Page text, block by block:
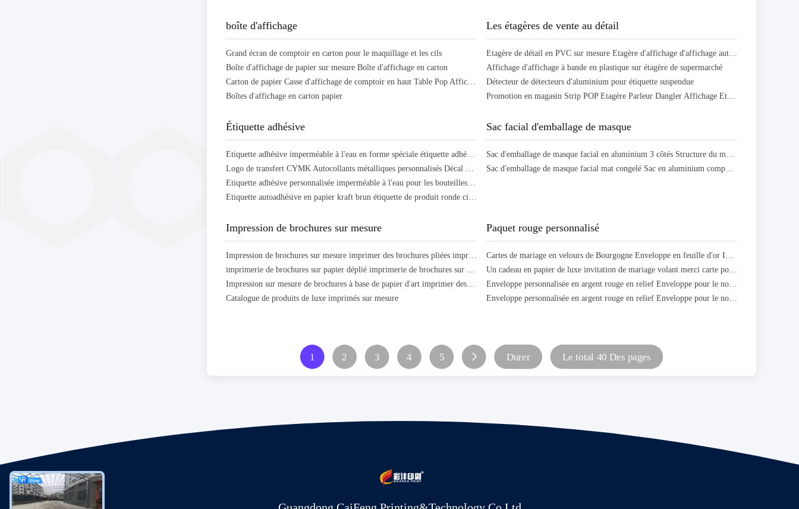
boîte d'affichage
Grand écran de comptoir en carton pour le maquillage et les cils
Boîte d'affichage de papier sur mesure Boîte d'affichage en carton
Carton de papier Casse d'affichage de comptoir en haut Table Pop Affichage cosmétique Stand de spectacle
Boîtes d'affichage en carton papier
Les étagères de vente au détail
Étagère de détail en PVC sur mesure Étagère d'affichage d'affichage autocollant Étagère en plastique
Affichage d'affichage à bande en plastique sur étagère de supermarché
Détecteur de détecteurs d'aluminium pour étiquette suspendue
Promotion en magasin Strip POP Étagère Parleur Dangler Affichage Étagère Wobbler Pour le supermarché
Étiquette adhésive
Étiquette adhésive imperméable à l'eau en forme spéciale étiquette adhésive en relief personnalisée
Logo de transfert CYMK Autocollants métalliques personnalisés Décal de luxe Silver Gold Décal Crystal Label
Étiquette adhésive personnalisée imperméable à l'eau pour les bouteilles cosmétiques en vinyle
Étiquette autoadhésive en papier kraft brun étiquette de produit ronde circulaire autoadhésive
Sac facial d'emballage de masque
Sac d'emballage de masque facial en aluminium 3 côtés Structure du matériau PET VMPET PE
Sac d'emballage de masque facial mat congelé Sac en aluminium composite avec fermeture à glissière
Impression de brochures sur mesure
Impression de brochures sur mesure imprimer des brochures pliées imprimer des tracts imprimer des brochures sur mesure imprimer des brochures
imprimerie de brochures sur papier déplié imprimerie de brochures sur carton duplex imprimerie de brochures sur papier offset imprimerie de brochures
Impression sur mesure de brochures à base de papier d'art imprimer des brochures à feuille pliée
Catalogue de produits de luxe imprimés sur mesure
Paquet rouge personnalisé
Cartes de mariage en velours de Bourgogne Enveloppe en feuille d'or Impression de cartes d'invitation de mariage en velours
Un cadeau en papier de luxe invitation de mariage volant merci carte postale
Enveloppe personnalisée en argent rouge en relief Enveloppe pour le nouvel an chinois
Enveloppe personnalisée en argent rouge en relief Enveloppe pour le nouvel an chinois
1 2 3 4 5 Durer Le total 40 Des pages